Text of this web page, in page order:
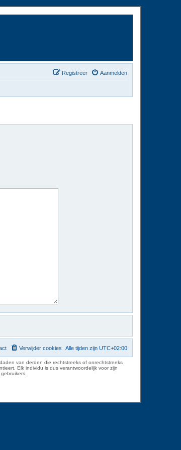
Aanmelden
Registreer
Alle tijden zijn UTC+02:00
Verwijder cookies
van derden die rechtstreeks of onrechtstreeks
Elk individu is dus verantwoordelijk voor zijn